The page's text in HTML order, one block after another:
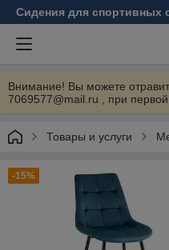
Сидения для спортивных
Внимание! Вы можете
7069577@mail.ru , при
Товары и услуги
-15%